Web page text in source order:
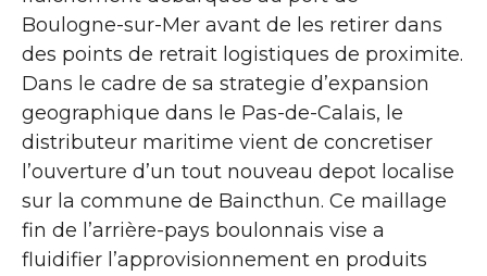
Boulogne-sur-Mer avant de les retirer dans
des points de retrait logistiques de proximite.
Dans le cadre de sa strategie d’expansion
geographique dans le Pas-de-Calais, le
distributeur maritime vient de concretiser
l’ouverture d’un tout nouveau depot localise
sur la commune de Baincthun. Ce maillage
fin de l’arrière-pays boulonnais vise a
fluidifier l’approvisionnement en produits